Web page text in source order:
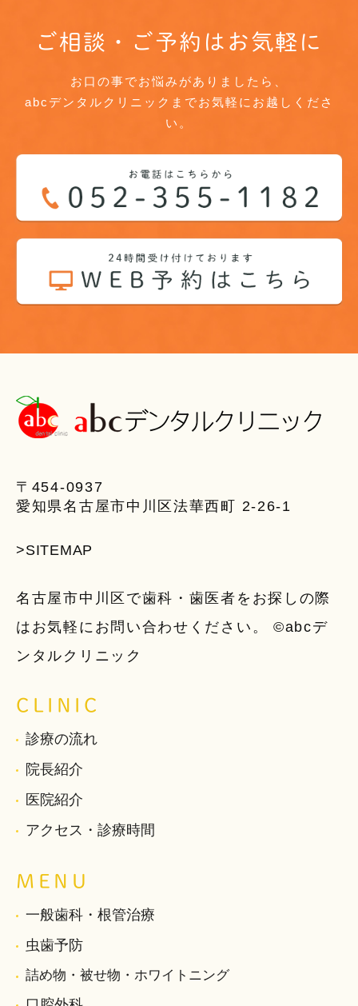
ご相談・ご予約はお気軽に
お口の事でお悩みがありましたら、
abcデンタルクリニックまでお気軽にお越しくださ
い。
〒454-0937
愛知県名古屋市中川区法華西町 2-26-1
>SITEMAP
名古屋市中川区で歯科・歯医者をお探しの際
はお気軽にお問い合わせください。 ©abcデ
ンタルクリニック
CLINIC
診療の流れ
院長紹介
医院紹介
アクセス・診療時間
MENU
一般歯科・根管治療
虫歯予防
詰め物・被せ物・ホワイトニング